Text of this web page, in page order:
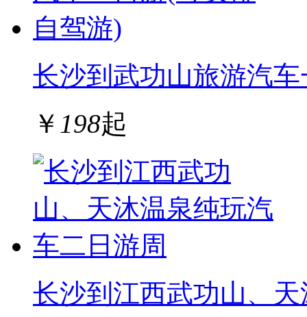
长沙到武功山旅游汽
￥ 198起
长沙到江西武功山、